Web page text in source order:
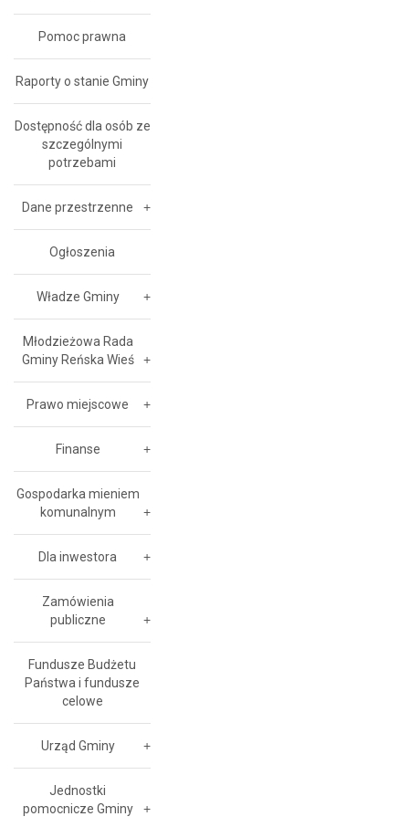
Pomoc prawna
Raporty o stanie Gminy
Dostępność dla osób ze
szczególnymi
potrzebami
Dane przestrzenne
Ogłoszenia
Władze Gminy
Młodzieżowa Rada
Gminy Reńska Wieś
Prawo miejscowe
Finanse
Gospodarka mieniem
komunalnym
Dla inwestora
Zamówienia
publiczne
Fundusze Budżetu
Państwa i fundusze
celowe
Urząd Gminy
Jednostki
pomocnicze Gminy